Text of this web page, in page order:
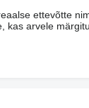
ettevõtte
kas arvele